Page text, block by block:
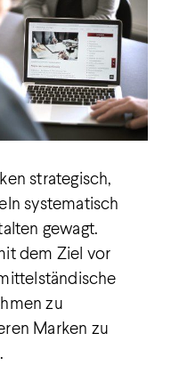
strategisch,
systematisch
gewagt.
dem Ziel vor
zu
Marken zu